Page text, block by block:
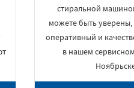
стиральной
можете быть уверены,
оперативный и
в нашем